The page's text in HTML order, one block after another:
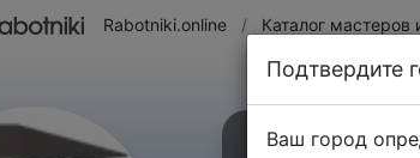
Rabotniki.online / Каталог мастеров
Подтвердите
Ваш город